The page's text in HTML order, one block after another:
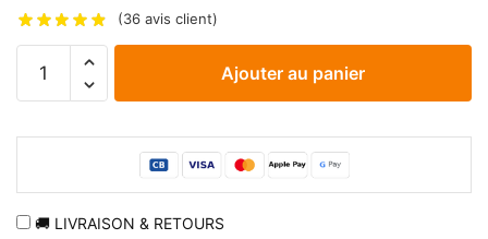
(36 avis client)
à
Golden
Ticket
Ajouter au panier
🚚 LIVRAISON & RETOURS